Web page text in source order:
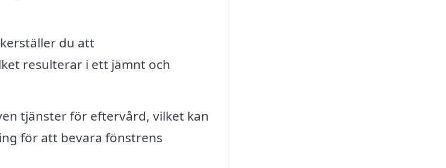
du att
resulterar i ett jämnt och
tjänster för eftervård, vilket kan
för att bevara fönstrens